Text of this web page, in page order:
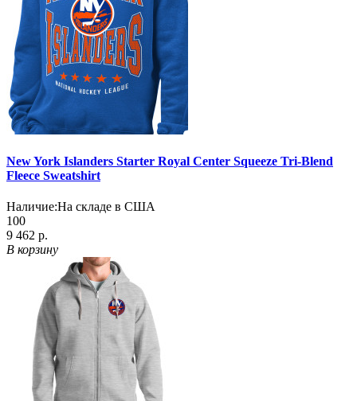
New York Islanders Starter Royal Center Squeeze Tri-Blend
Fleece Sweatshirt
Наличие:На складе в США
100
9 462 р.
В корзину